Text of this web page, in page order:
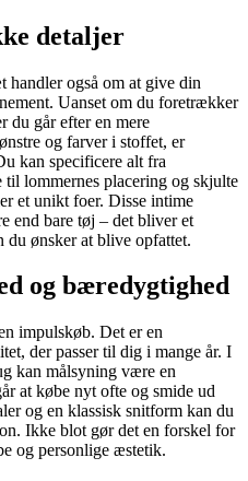
detaljer
også om at give din
Uanset om du foretrækker
du går efter en mere
og farver i stoffet, er
kan specificere alt fra
til lommernes placering og skjulte
et unikt foer. Disse intime
end bare tøj – det bliver et
ønsker at blive opfattet.
og bæredygtighed
impulskøb. Det er en
der passer til dig i mange år. I
kan målsyning være en
at købe nyt ofte og smide ud
og en klassisk snitform kan du
Ikke blot gør det en forskel for
og personlige æstetik.